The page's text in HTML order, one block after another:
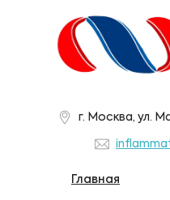
г. Москва, ул.
Главная